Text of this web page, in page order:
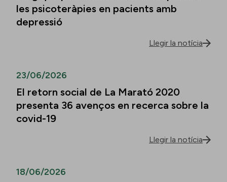
les psicoteràpies en pacients amb
depressió
Llegir la notícia
23/06/2026
El retorn social de La Marató 2020
presenta 36 avenços en recerca sobre la
covid-19
Llegir la notícia
18/06/2026